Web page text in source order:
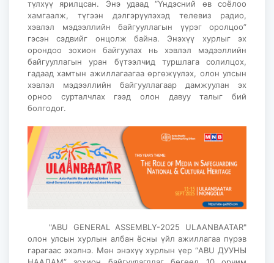
түлхүү ярилцсан. Энэ удаад “Үндэсний өв соёлоо
хамгаалж, түгээн дэлгэрүүлэхэд телевиз радио,
хэвлэл мэдээллийн байгууллагын үүрэг оролцоо”
гэсэн сэдвийг онцолж байна. Энэхүү хурлыг эх
орондоо зохион байгуулах нь хэвлэл мэдээллийн
байгууллагын уран бүтээлчид туршлага солилцох,
гадаад хамтын ажиллагаагаа өргөжүүлэх, олон улсын
хэвлэл мэдээллийн байгууллагаар дамжуулан эх
орноо сурталчлах гээд олон давуу талыг бий
болгодог.
"ABU GENERAL ASSEMBLY-2025 ULAANBAATAR"
олон улсын хурлын албан ёсны үйл ажиллагаа пүрэв
гарагаас эхэлнэ. Мөн энэхүү хурлын үер “ABU ДУУНЫ